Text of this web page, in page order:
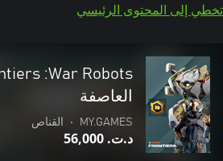
تخطي إلى المحتوى الرئيسي
العاصفة
MY.GAMES
• القناص
د.ت.‏ 56,000